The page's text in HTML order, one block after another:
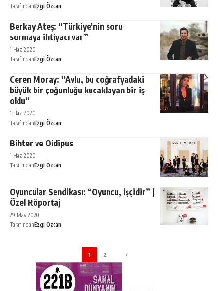
TarafındanEzgi Özcan
Berkay Ateş: “Türkiye’nin soru
sormaya ihtiyacı var”
1 Haz 2020
TarafındanEzgi Özcan
Ceren Moray: “Avlu, bu coğrafyadaki
büyük bir çoğunluğu kucaklayan bir iş
oldu”
1 Haz 2020
TarafındanEzgi Özcan
Bihter ve Oidipus
1 Haz 2020
TarafındanEzgi Özcan
Oyuncular Sendikası: “Oyuncu, işçidir” |
Özel Röportaj
29 May 2020
TarafındanEzgi Özcan
1 2